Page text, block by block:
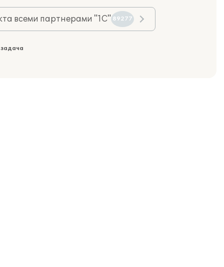
всеми партнерами "1С" 89277